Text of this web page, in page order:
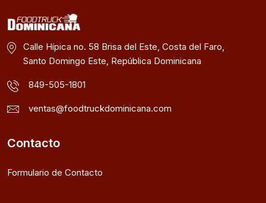
Calle Hípica no. 58 Brisa del Este, Costa del Faro,
Santo Domingo Este, República Dominicana
849-505-1801
ventas@foodtruckdominicana.com
Contacto
Formulario de Contacto